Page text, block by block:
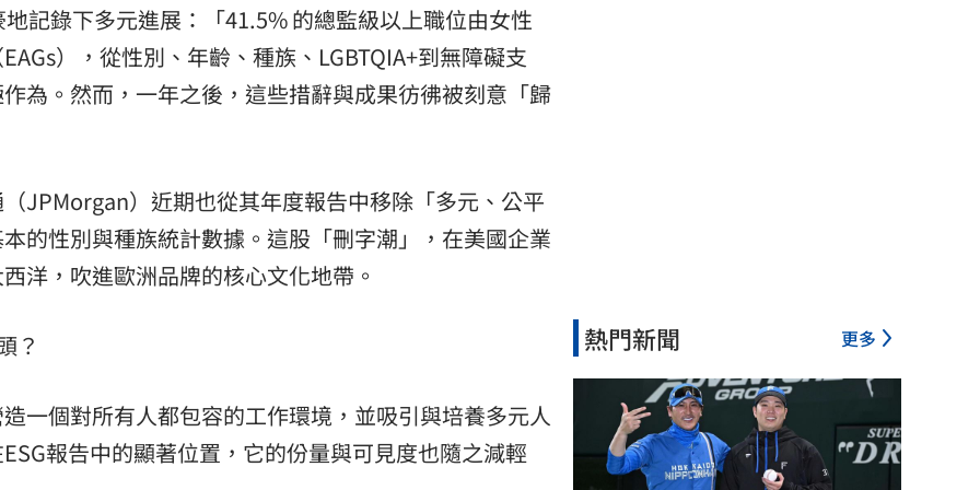
10:00
記錄下多元進展：「41.5% 的總監級以上職位由女性
），從性別、年齡、種族、LGBTQIA+到無障礙支
為。然而，一年之後，這些措辭與成果彷彿被刻意「歸
JPMorgan）近期也從其年度報告中移除「多元、公平
的性別與種族統計數據。這股「刪字潮」，在美國企業
洋，吹進歐洲品牌的核心文化地帶。
？
一個對所有人都包容的工作環境，並吸引與培養多元人
報告中的顯著位置，它的份量與可見度也隨之減輕
熱門新聞 更多